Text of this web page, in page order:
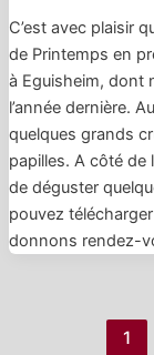
C’est avec plaisir
de Printemps en
à Eguisheim, dont
l’année dernière.
quelques grands
papilles. A côté de
de déguster
pouvez
donnons rendez-
1